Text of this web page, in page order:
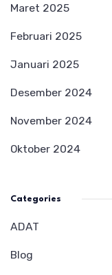
Maret 2025
Februari 2025
Januari 2025
Desember 2024
November 2024
Oktober 2024
Categories
ADAT
Blog